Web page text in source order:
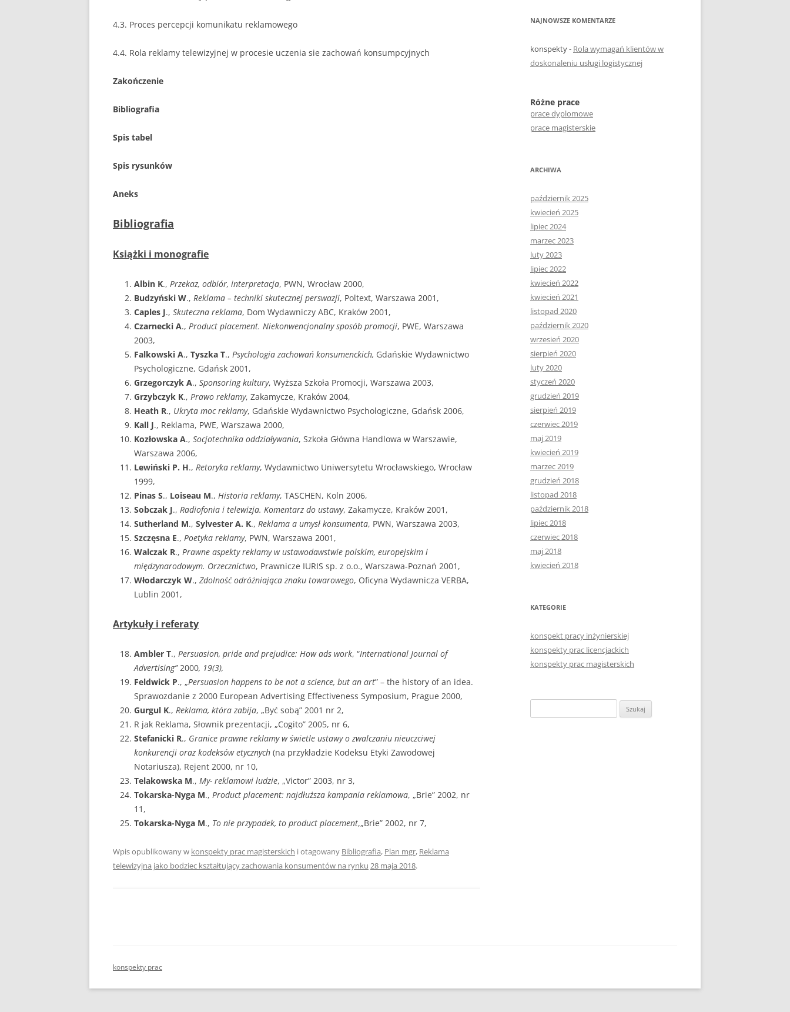
4.3. Proces percepcji komunikatu reklamowego
4.4. Rola reklamy telewizyjnej w procesie uczenia sie zachowań konsumpcyjnych
Zakończenie
Bibliografia
Spis tabel
Spis rysunków
Aneks
Bibliografia
Książki i monografie
Albin K., Przekaz, odbiór, interpretacja, PWN, Wrocław 2000,
Budzyński W., Reklama – techniki skutecznej perswazji, Poltext, Warszawa 2001,
Caples J., Skuteczna reklama, Dom Wydawniczy ABC, Kraków 2001,
Czarnecki A., Product placement. Niekonwencjonalny sposób promocji, PWE, Warszawa
2003,
Falkowski A., Tyszka T., Psychologia zachowań konsumenckich, Gdańskie Wydawnictwo
Psychologiczne, Gdańsk 2001,
Grzegorczyk A., Sponsoring kultury, Wyższa Szkoła Promocji, Warszawa 2003,
Grzybczyk K., Prawo reklamy, Zakamycze, Kraków 2004,
Heath R., Ukryta moc reklamy, Gdańskie Wydawnictwo Psychologiczne, Gdańsk 2006,
Kall J., Reklama, PWE, Warszawa 2000,
Kozłowska A., Socjotechnika oddziaływania, Szkoła Główna Handlowa w Warszawie,
Warszawa 2006,
Lewiński P. H., Retoryka reklamy, Wydawnictwo Uniwersytetu Wrocławskiego, Wrocław
1999,
Pinas S., Loiseau M., Historia reklamy, TASCHEN, Koln 2006,
Sobczak J., Radiofonia i telewizja. Komentarz do ustawy, Zakamycze, Kraków 2001,
Sutherland M., Sylvester A. K., Reklama a umysł konsumenta, PWN, Warszawa 2003,
Szczęsna E., Poetyka reklamy, PWN, Warszawa 2001,
Walczak R., Prawne aspekty reklamy w ustawodawstwie polskim, europejskim i
międzynarodowym. Orzecznictwo, Prawnicze IURIS sp. z o.o., Warszawa-Poznań 2001,
Włodarczyk W., Zdolność odróżniająca znaku towarowego, Oficyna Wydawnicza VERBA,
Lublin 2001,
Artykuły i referaty
Ambler T., Persuasion, pride and prejudice: How ads work, “International Journal of
Advertising”2000, 19(3),
Feldwick P., „Persuasion happens to be not a science, but an art” – the history of an idea.
Sprawozdanie z 2000 European Advertising Effectiveness Symposium, Prague 2000,
Gurgul K., Reklama, która zabija, „Być sobą” 2001 nr 2,
R jak Reklama, Słownik prezentacji, „Cogito” 2005, nr 6,
Stefanicki R., Granice prawne reklamy w świetle ustawy o zwalczaniu nieuczciwej
konkurencji oraz kodeksów etycznych (na przykładzie Kodeksu Etyki Zawodowej
Notariusza), Rejent 2000, nr 10,
Telakowska M., My- reklamowi ludzie, „Victor” 2003, nr 3,
Tokarska-Nyga M., Product placement: najdłuższa kampania reklamowa, „Brie” 2002, nr
11,
Tokarska-Nyga M., To nie przypadek, to product placement,„Brie” 2002, nr 7,
Wpis opublikowany w konspekty prac magisterskich i otagowany Bibliografia, Plan mgr, Reklama
telewizyjna jako bodziec kształtujący zachowania konsumentów na rynku 28 maja 2018.
NAJNOWSZE KOMENTARZE
konspekty- Rola wymagań klientów w
doskonaleniu usługi logistycznej
Różne prace
prace dyplomowe
prace magisterskie
ARCHIWA
październik 2025
kwiecień 2025
lipiec 2024
marzec 2023
luty 2023
lipiec 2022
kwiecień 2022
kwiecień 2021
listopad 2020
październik 2020
wrzesień 2020
sierpień 2020
luty 2020
styczeń 2020
grudzień 2019
sierpień 2019
czerwiec 2019
maj 2019
kwiecień 2019
marzec 2019
grudzień 2018
listopad 2018
październik 2018
lipiec 2018
czerwiec 2018
maj 2018
kwiecień 2018
KATEGORIE
konspekt pracy inżynierskiej
konspekty prac licencjackich
konspekty prac magisterskich
konspekty prac